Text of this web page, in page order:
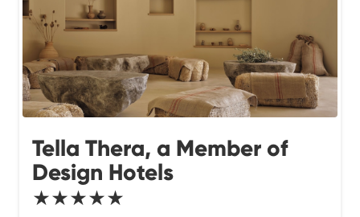
Tella Thera, a Member of
Design Hotels
★★★★★